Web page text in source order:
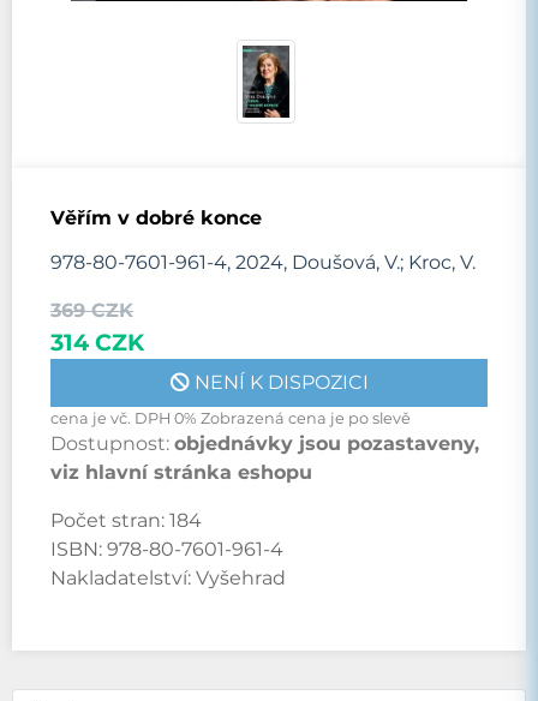
Věřím v dobré konce
978-80-7601-961-4, 2024, Doušová, V.; Kroc, V.
369 CZK
314 CZK
NENÍ K DISPOZICI
cena je vč. DPH 0% Zobrazená cena je po slevě
Dostupnost: objednávky jsou pozastaveny,
viz hlavní stránka eshopu
Počet stran: 184
ISBN: 978-80-7601-961-4
Nakladatelství: Vyšehrad